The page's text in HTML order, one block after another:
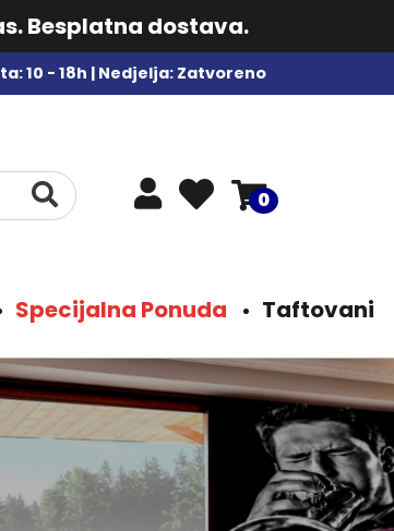
Besplatna dostava.
10 - 18h | Nedjelja: Zatvoreno
0
Specijalna Ponuda Taftovani